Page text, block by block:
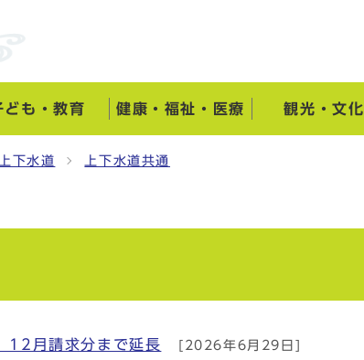
ども・教育 健康・福祉・医療 観光・文化
上下水道 上下水道共通
12月請求分まで延長 [2026年6月29日]